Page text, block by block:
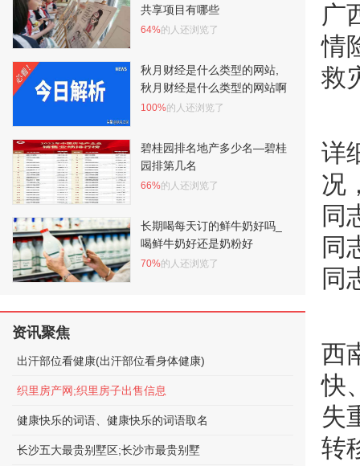
广
情
救
详
况
同
同
同
西
快
失
转
共享项目有哪些
64%的人还浏览了
秋月财经是什么类型的网站,
秋月财经是什么类型的网站啊
100%的人还浏览了
碧桂园排名地产多少名—碧桂
园排第几名
66%的人还浏览了
长期喝每天订的鲜牛奶好吗_
喝鲜牛奶好还是奶粉好
70%的人还浏览了
资讯聚焦
出汗部位看健康(出汗部位看身体健康)
织里房产网;织里房子出售信息
健康快乐的词语、健康快乐的词语取名
长沙五大最贵别墅区;长沙市最贵别墅